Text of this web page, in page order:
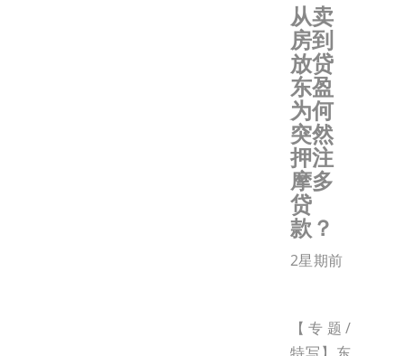
从卖
房到
放贷
东盈
为何
突然
押注
摩多
贷
款？
2星期前
【专题/